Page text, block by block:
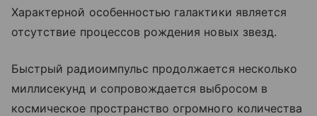
Характерной особенностью галактики является
отсутствие процессов рождения новых звезд.
Быстрый радиоимпульс продолжается несколько
миллисекунд и сопровождается выбросом в
космическое пространство огромного количества